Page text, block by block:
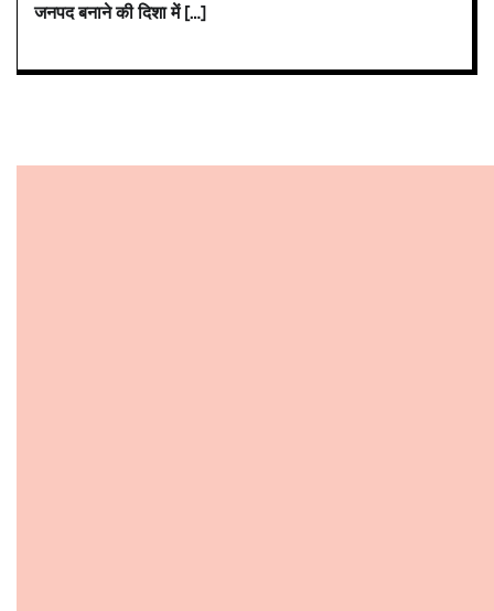
जनपद बनाने की दिशा में […]